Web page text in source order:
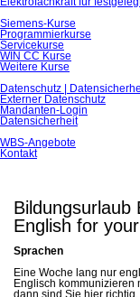
Siemens-Kurse
Programmierkurse
Servicekurse
WIN CC Kurse
Weitere Kurse
Datenschutz |
Externer Datenschutz
Mandanten-Login
Datensicherheit
WBS-Angebote
Kontakt
Bildungsurlaub
English for
Sprachen
Eine Woche lang nur
Englisch kommunizieren
dann sind Sie hier